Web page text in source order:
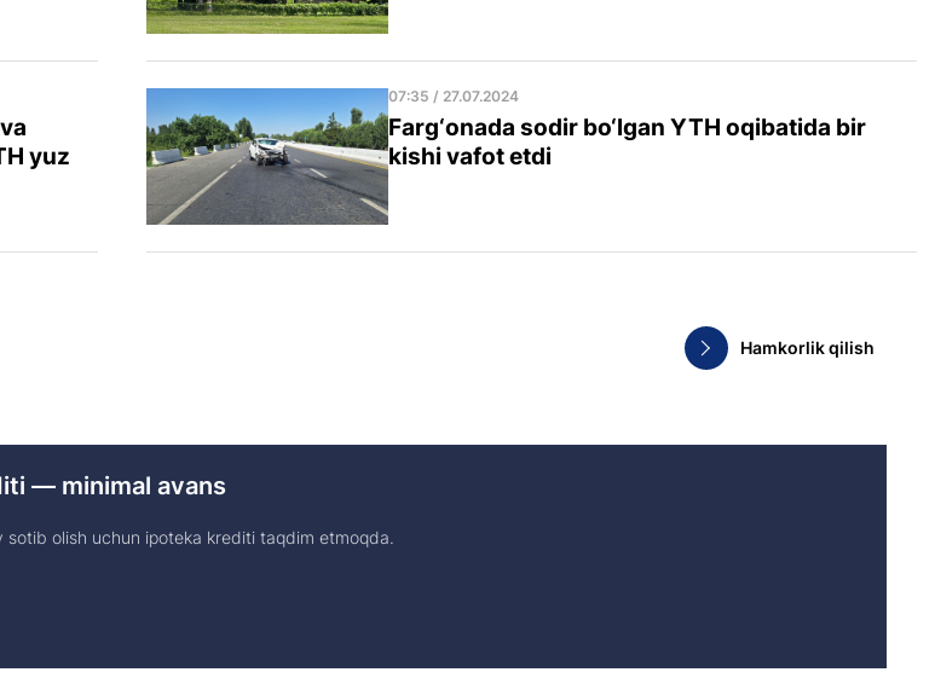
yuz
07:35 / 27.07.2024
Farg‘onada sodir bo‘lgan YTH oqibatida bir
kishi vafot etdi
Hamkorlik qilish
— minimal avans
sotib olish uchun ipoteka krediti taqdim etmoqda.